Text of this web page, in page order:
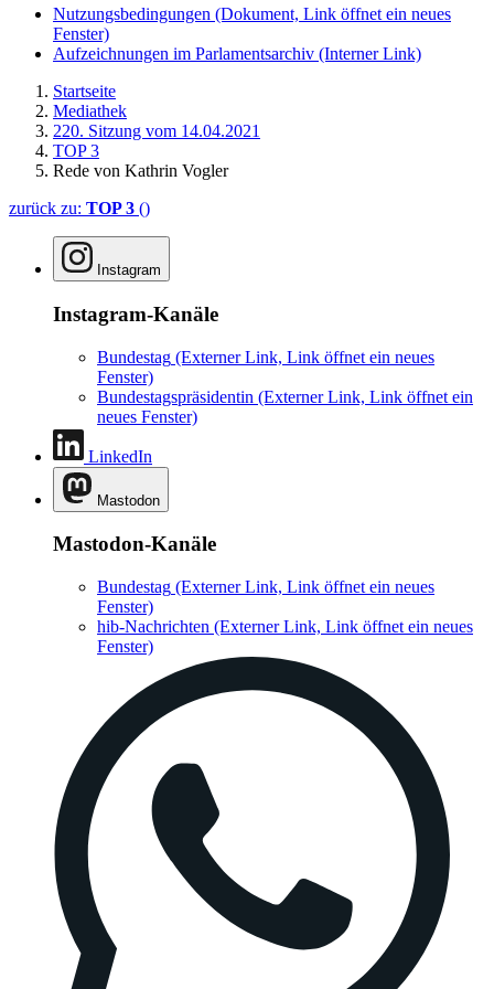
Nutzungsbedingungen (Dokument, Link öffnet ein neues
Fenster)
Aufzeichnungen im Parlamentsarchiv (Interner Link)
Startseite
Mediathek
220. Sitzung vom 14.04.2021
TOP 3
Rede von Kathrin Vogler
zurück zu: TOP 3 ()
Instagram
Instagram-Kanäle
Bundestag (Externer Link, Link öffnet ein neues
Fenster)
Bundestagspräsidentin (Externer Link, Link öffnet ein
neues Fenster)
LinkedIn
Mastodon
Mastodon-Kanäle
Bundestag (Externer Link, Link öffnet ein neues
Fenster)
hib-Nachrichten (Externer Link, Link öffnet ein neues
Fenster)